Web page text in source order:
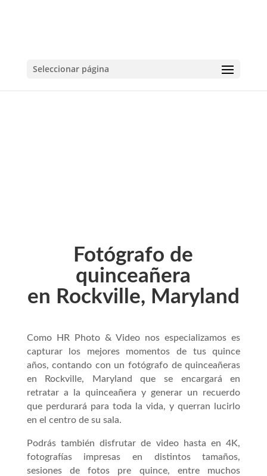
Seleccionar página
Fotógrafo de
quinceañera
en Rockville, Maryland
Como HR Photo & Video nos especializamos es
capturar los mejores momentos de tus quince
años, contando con un fotógrafo de quinceañeras
en Rockville, Maryland que se encargará en
retratar a la quinceañera y generar un recuerdo
que perdurará para toda la vida, y querran lucirlo
en el centro de su sala.
Podrás también disfrutar de video hasta en 4K,
fotografías impresas en distintos tamaños,
sesiones de fotos pre quince, entre muchos